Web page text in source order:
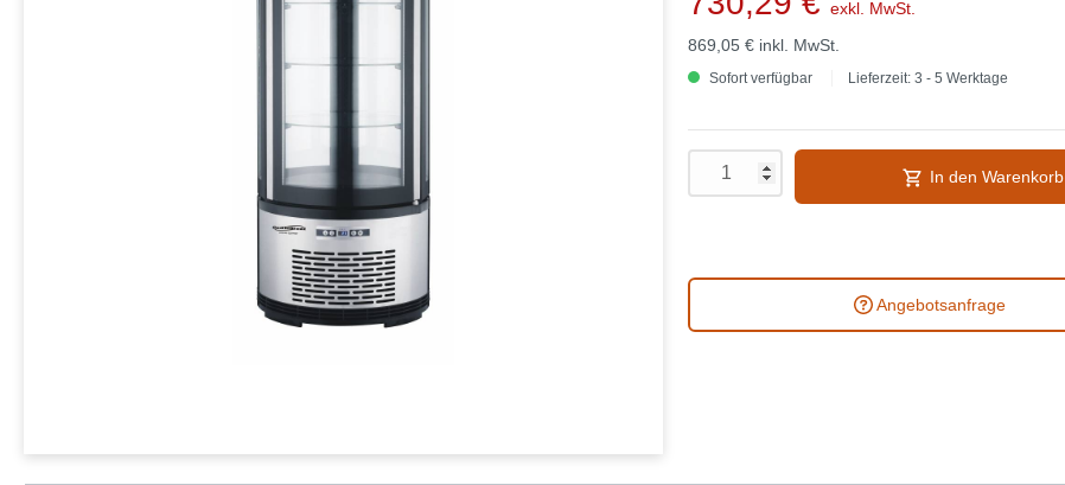
exkl. MwSt.
869,05 € inkl. MwSt.
Sofort verfügbar Lieferzeit: 3 - 5 Werktage
In den Warenkorb
Angebotsanfrage